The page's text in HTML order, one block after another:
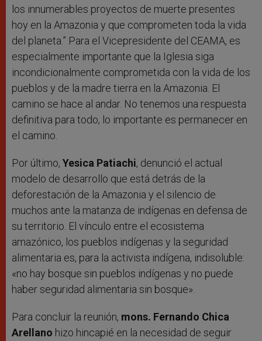
los innumerables proyectos de muerte presentes
hoy en la Amazonia y que comprometen toda la vida
del planeta.” Para el Vicepresidente del CEAMA, es
especialmente importante que la Iglesia siga
incondicionalmente comprometida con la vida de los
pueblos y de la madre tierra en la Amazonia. El
camino se hace al andar. No tenemos una respuesta
definitiva para todo, lo importante es permanecer en
el camino.
Por último, Yesica Patiachi, denunció el actual
modelo de desarrollo que está detrás de la
deforestación de la Amazonia y el silencio de
muchos ante la matanza de indígenas en defensa de
su territorio. El vínculo entre el ecosistema
amazónico, los pueblos indígenas y la seguridad
alimentaria es, para la activista indígena, indisoluble:
«no hay bosque sin pueblos indígenas y no puede
haber seguridad alimentaria sin bosque».
Para concluir la reunión, mons. Fernando Chica
Arellano hizo hincapié en la necesidad de seguir